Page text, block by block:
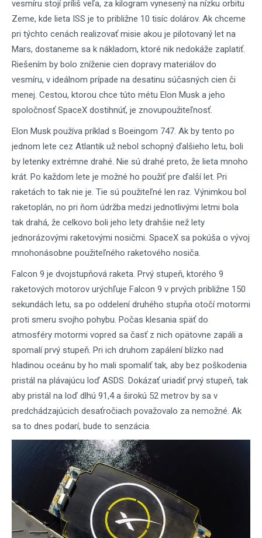
vesmíru stojí príliš veľa, za kilogram vynesený na nízku orbitu
Zeme, kde lieta ISS je to približne 10 tisíc dolárov. Ak chceme
pri týchto cenách realizovať misie akou je pilotovaný let na
Mars, dostaneme sa k nákladom, ktoré nik nedokáže zaplatiť.
Riešením by bolo zníženie cien dopravy materiálov do
vesmíru, v ideálnom prípade na desatinu súčasných cien či
menej. Cestou, ktorou chce túto métu Elon Musk a jeho
spoločnosť SpaceX dostihnúť, je znovupoužiteľnosť.
Elon Musk používa príklad s Boeingom 747. Ak by tento po
jednom lete cez Atlantik už nebol schopný ďalšieho letu, boli
by letenky extrémne drahé. Nie sú drahé preto, že lieta mnoho
krát. Po každom lete je možné ho použiť pre ďalší let. Pri
raketách to tak nie je. Tie sú použiteľné len raz. Výnimkou bol
raketoplán, no pri ňom údržba medzi jednotlivými letmi bola
tak drahá, že celkovo boli jeho lety drahšie než lety
jednorázovými raketovými nosičmi. SpaceX sa pokúša o vývoj
mnohonásobne použiteľného raketového nosiča.
Falcon 9 je dvojstupňová raketa. Prvý stupeň, ktorého 9
raketových motorov urýchľuje Falcon 9 v prvých približne 150
sekundách letu, sa po oddelení druhého stupňa otočí motormi
proti smeru svojho pohybu. Počas klesania späť do
atmosféry motormi vopred sa časť z nich opätovne zapáli a
spomalí prvý stupeň. Pri ich druhom zapálení blízko nad
hladinou oceánu by ho mali spomaliť tak, aby bez poškodenia
pristál na plávajúcu loď ASDS. Dokázať uriadiť prvý stupeň, tak
aby pristál na loď dlhú 91,4 a širokú 52 metrov by sa v
predchádzajúcich desaťročiach považovalo za nemožné. Ak
sa to dnes podarí, bude to senzácia.